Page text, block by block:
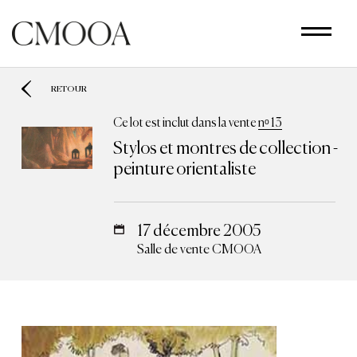
contenu
principal
RETOUR
Ce lot est inclut dans la ventenᵒ 13
Stylos et montres de collection -
peinture orientaliste
17 décembre 2005
Salle de vente CMOOA